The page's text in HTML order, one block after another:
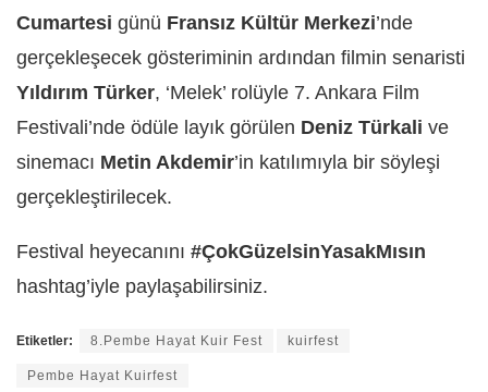
Cumartesi günü Fransız Kültür Merkezi’nde
gerçekleşecek gösteriminin ardından filmin senaristi
Yıldırım Türker, ‘Melek’ rolüyle 7. Ankara Film
Festivali’nde ödüle layık görülen Deniz Türkali ve
sinemacı Metin Akdemir’in katılımıyla bir söyleşi
gerçekleştirilecek.
Festival heyecanını #ÇokGüzelsinYasakMısın
hashtag’iyle paylaşabilirsiniz.
Etiketler: 8.Pembe Hayat Kuir Fest kuirfest
Pembe Hayat Kuirfest